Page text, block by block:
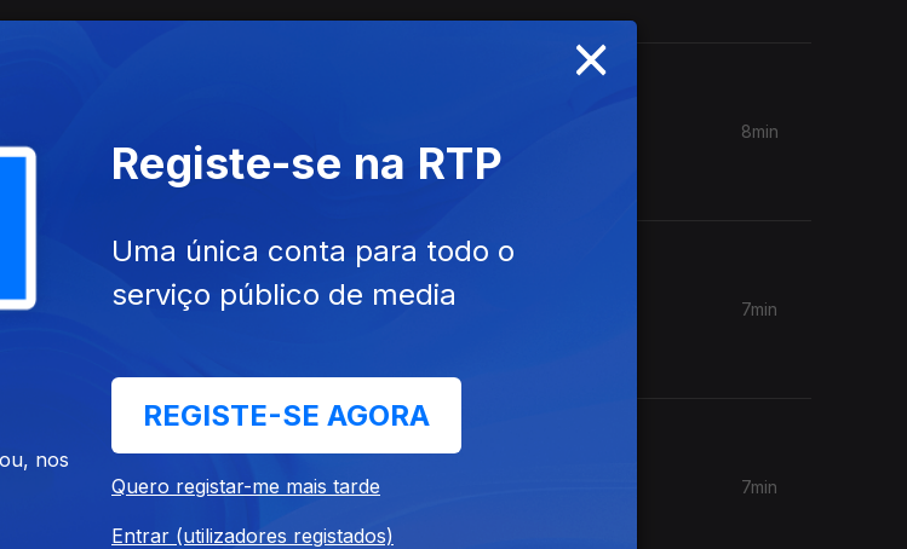
até setembro?
espera-se que o Banco Central Europeu faça uma
Análise de Clara Teixeira.
8min
não têm uma caixa Multibanco para
com notas e moedas. Análise de Clara Teixeira.
7min
à Lei da Concorrência. Análise de Clara
7min
×
nos
Registe-se na RTP
Uma única conta para todo o
serviço público de media
REGISTE-SE AGORA
Quero registar-me mais tarde
Entrar (utilizadores registados)